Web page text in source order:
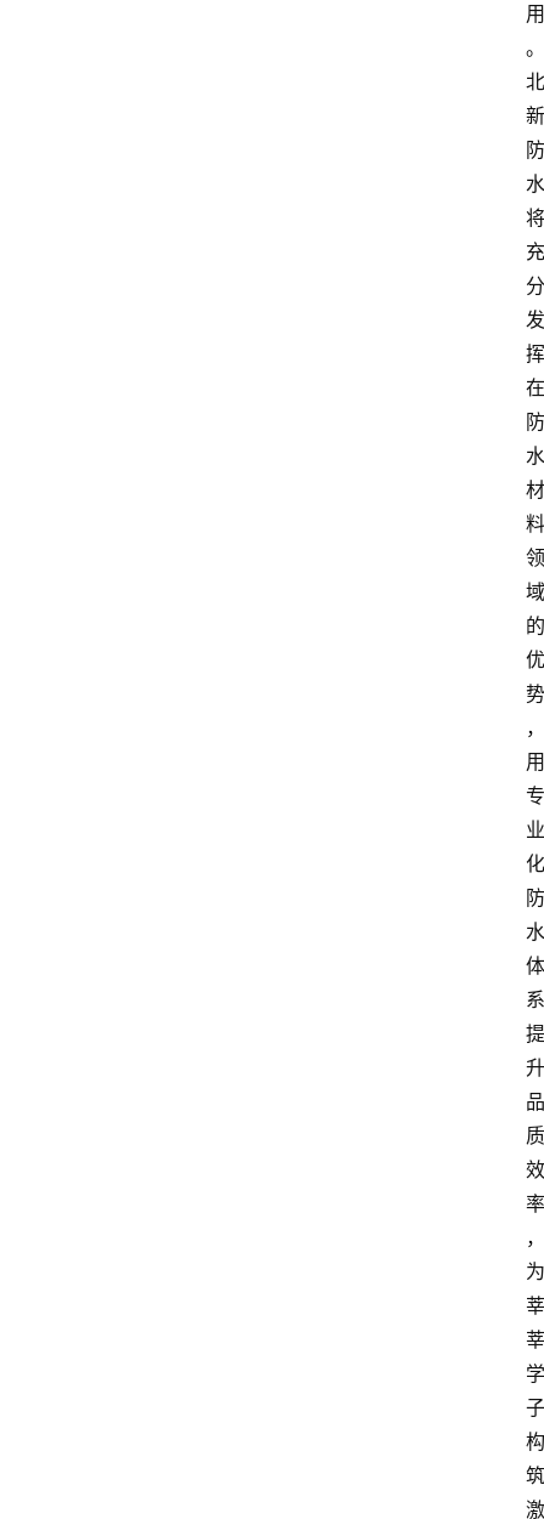
用
。
北
新
防
水
将
充
分
发
挥
在
防
水
材
料
领
域
的
优
势
，
用
专
业
化
防
水
体
系
提
升
品
质
效
率
，
为
莘
莘
学
子
构
筑
激